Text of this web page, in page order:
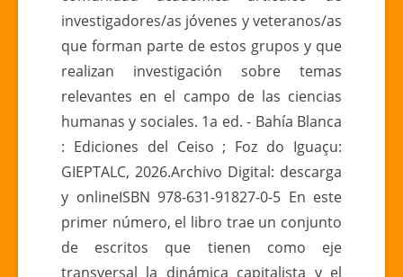
investigadores/as jóvenes y veteranos/as
que forman parte de estos grupos y que
realizan investigación sobre temas
relevantes en el campo de las ciencias
humanas y sociales. 1a ed. - Bahía Blanca
: Ediciones del Ceiso ; Foz do Iguaçu:
GIEPTALC, 2026.Archivo Digital: descarga
y onlineISBN 978-631-91827-0-5 En este
primer número, el libro trae un conjunto
de escritos que tienen como eje
transversal la dinámica capitalista y el